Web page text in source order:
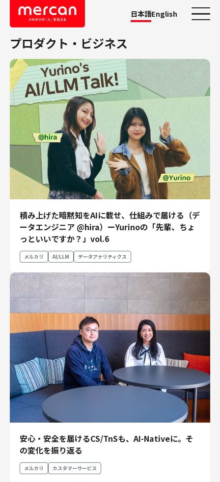
日本語English
カテゴリーから探す
会社・事業
鹿島アントラーズ
メルカリ
メルペイ
メルコイン
メルカリShops
メルカリR4Dラボ
AI/LLM
職種
エンジニアリング
エンジニアリング
コーポレートエンジニアリング
セキュリティエンジニアリング
プロダクト・ビジネス
事業開発
カスタマーサービス
営業
マーケティング・PR
プロダクトマネジメント
データアナリティクス
プロダクトデザイン
クリエイティブ
財務・経理
内部監査・リスク
法務
プロダクト・ビジネス
積み上げた暗黙知をAIに載せ、仕組みで届ける（デ
ータエンジニア @hira）ーYurinoの「先輩、ちょ
っといいですか？」vol.6
メルカリ AI/LLM データアナリティクス
安心・安全を届けるCS/TnSも、AI-Nativeに。そ
の変化を振り返る
メルカリ カスタマーサービス